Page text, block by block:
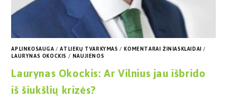
APLINKOSAUGA/ATLIEKŲ TVARKYMAS/ KOMENTARAI ŽINIASKLAIDAI/
LAURYNAS OKOCKIS/ NAUJIENOS
Laurynas Okockis: Ar Vilnius jau išbrido
iš šiukšlių krizės?